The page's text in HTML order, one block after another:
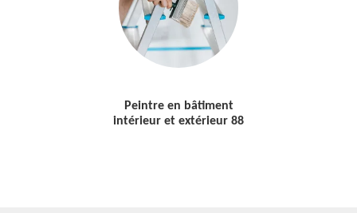
Peintre en bâtiment
intérieur et extérieur 88